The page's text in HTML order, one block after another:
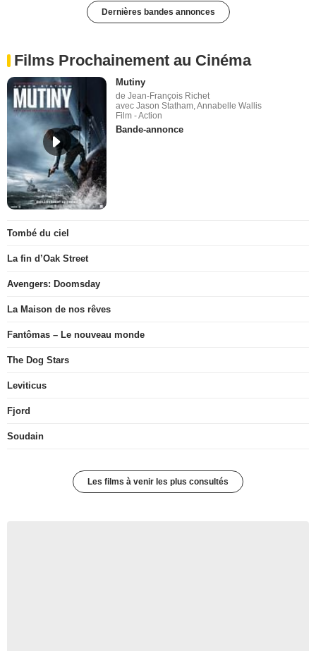
Dernières bandes annonces
Films Prochainement au Cinéma
Mutiny
de Jean-François Richet
avec Jason Statham, Annabelle Wallis
Film - Action
Bande-annonce
Tombé du ciel
La fin d’Oak Street
Avengers: Doomsday
La Maison de nos rêves
Fantômas – Le nouveau monde
The Dog Stars
Leviticus
Fjord
Soudain
Les films à venir les plus consultés